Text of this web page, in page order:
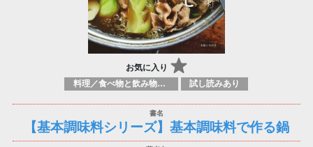
お気に入り
料理／食べ物と飲み物／食に関する記述 試し読みあり
【基本調味料シリーズ】基本調味料で作る鍋